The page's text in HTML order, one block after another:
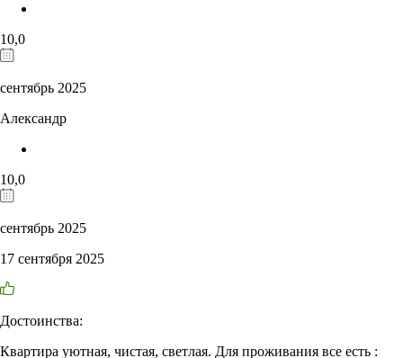
10,0
сентябрь 2025
Александр
10,0
сентябрь 2025
17 сентября 2025
Достоинства:
Квартира уютная, чистая, светлая. Для проживания все есть :